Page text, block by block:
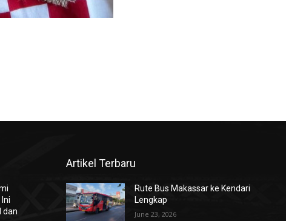
dan
Artikel Terbaru
Rute Bus Makassar ke Kendari
Lengkap
June 23, 2026